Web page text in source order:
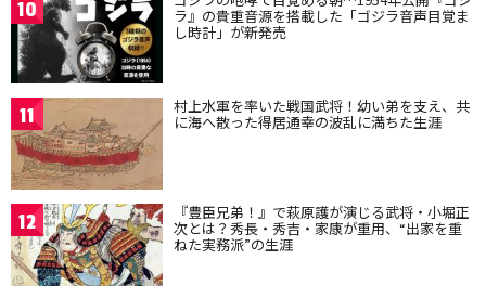
10 ラ』の貴重音源を搭載した「ゴジラ音声目覚ま
し時計」が新発売
11 村上水軍を率いた戦国武将！幼い弟を支え、共
に海へ散った得居通幸の波乱に満ちた生涯
12 『豊臣兄弟！』で萩原護が演じる武将・小堀正
次とは？秀長・秀吉・家康が重用、“出家を重
ねた実務派”の生涯